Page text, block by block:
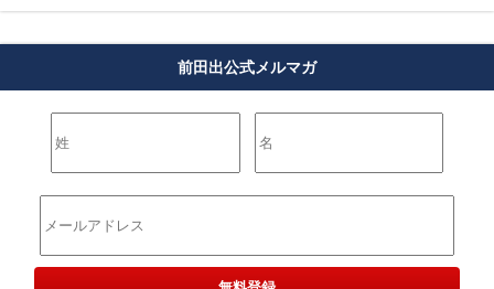
前田出公式メルマガ